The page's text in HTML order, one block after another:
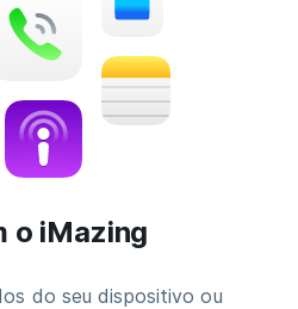
o iMazing
do seu dispositivo ou